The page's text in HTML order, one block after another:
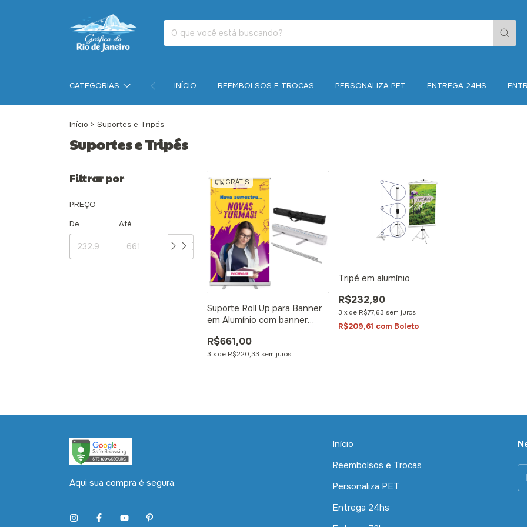
CATEGORIAS INÍCIO REEMBOLSOS E TROCAS PERSONALIZA PET ENTREGA 24HS
Início > Suportes e Tripés
Suportes e Tripés
Filtrar por
PREÇO
De
Até
GRÁTIS
Suporte Roll Up para Banner
em Alumínio com banner
R$661,00
3 xde R$220,33 sem juros
Tripé em alumínio
R$232,90
3 x de R$77,63 sem juros
R$209,61 com Boleto
Aqui sua compra é segura.
Início
Reembolsos e Trocas
Personaliza PET
Entrega 24hs